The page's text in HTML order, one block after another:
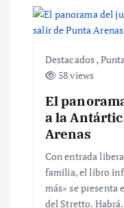
d
Destacados,
58 views
El
a la
Arenas
Con entrada
familia, el libro
más» se presenta
del Stretto.